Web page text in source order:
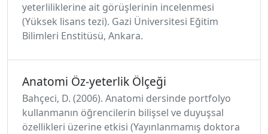
yeterliliklerine ait görüşlerinin incelenmesi
(Yüksek lisans tezi). Gazi Üniversitesi Eğitim
Bilimleri Enstitüsü, Ankara.
Anatomi Öz-yeterlik Ölçeği
Bahçeci, D. (2006). Anatomi dersinde portfolyo
kullanmanın öğrencilerin bilişsel ve duyuşsal
özellikleri üzerine etkisi (Yayınlanmamış doktora